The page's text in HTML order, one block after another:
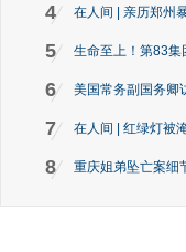
4 在人间 | 亲历郑州
5 生命至上！第83集
6 美国常务副国务卿
7 在人间 | 红绿灯被
8 重庆姐弟坠亡案细